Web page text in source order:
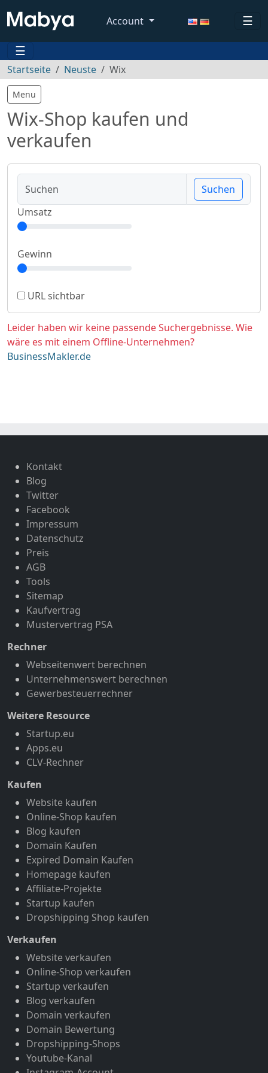
Account
☰
☰
Startseite Neuste Wix
Menu
Wix-Shop kaufen und
verkaufen
Suchen
Umsatz
Gewinn
URL sichtbar
Leider haben wir keine passende Suchergebnisse. Wie
wäre es mit einem Offline-Unternehmen?
BusinessMakler.de
Kontakt
Blog
Twitter
Facebook
Impressum
Datenschutz
Preis
AGB
Tools
Sitemap
Kaufvertrag
Mustervertrag PSA
Rechner
Webseitenwert berechnen
Unternehmenswert berechnen
Gewerbesteuerrechner
Weitere Resource
Startup.eu
Apps.eu
CLV-Rechner
Kaufen
Website kaufen
Online-Shop kaufen
Blog kaufen
Domain Kaufen
Expired Domain Kaufen
Homepage kaufen
Affiliate-Projekte
Startup kaufen
Dropshipping Shop kaufen
Verkaufen
Website verkaufen
Online-Shop verkaufen
Startup verkaufen
Blog verkaufen
Domain verkaufen
Domain Bewertung
Dropshipping-Shops
Youtube-Kanal